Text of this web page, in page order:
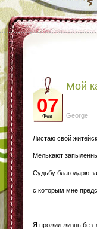
07
Фев
Мой
George
Листаю свой
Мелькают
Судьбу благодарю
с которым мне
Я прожил жизнь без